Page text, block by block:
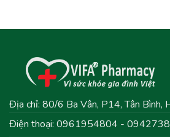
Địa chỉ: 80/6 Ba Vân, P14, Tân Bình,
Điện thoại: 0961954804 -